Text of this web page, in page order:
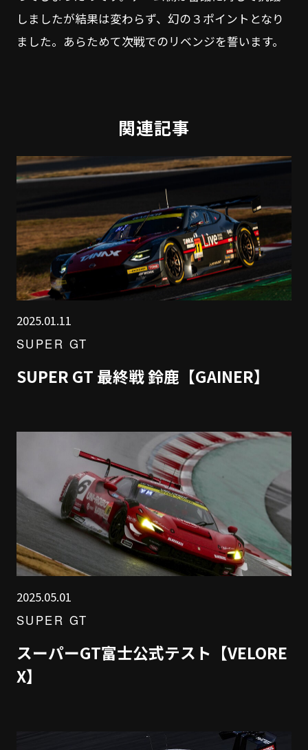
しましたが結果は変わらず、幻の３ポイントとなり
ました。あらためて次戦でのリベンジを誓います。
関連記事
2025.01.11
SUPER GT
SUPER GT 最終戦 鈴鹿【GAINER】
2025.05.01
SUPER GT
スーパーGT富士公式テスト【VELORE
X】